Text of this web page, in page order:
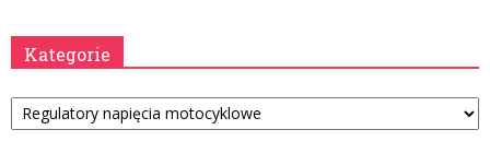
Kategorie
Kategorie